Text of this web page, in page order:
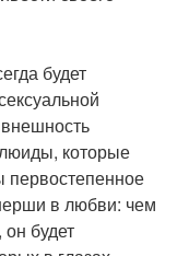
будет
которые
первостепенное
в любви: чем
будет